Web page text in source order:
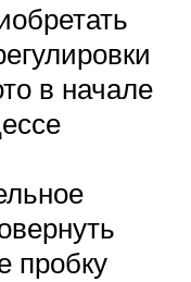
в начале
пробку